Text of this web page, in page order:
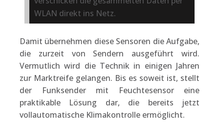
WLAN direkt ins Netz.
Damit übernehmen diese Sensoren die Aufgabe,
die zurzeit von Sendern ausgeführt wird.
Vermutlich wird die Technik in einigen Jahren
zur Marktreife gelangen. Bis es soweit ist, stellt
der Funksender mit Feuchtesensor eine
praktikable Lösung dar, die bereits jetzt
vollautomatische Klimakontrolle ermöglicht.